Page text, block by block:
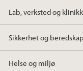
Lab, verksted og klinikk
Sikkerhet og beredskap
Helse og miljø